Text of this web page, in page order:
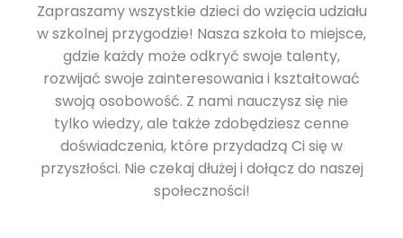
Zapraszamy wszystkie dzieci do wzięcia udziału
w szkolnej przygodzie! Nasza szkoła to miejsce,
gdzie każdy może odkryć swoje talenty,
rozwijać swoje zainteresowania i kształtować
swoją osobowość. Z nami nauczysz się nie
tylko wiedzy, ale także zdobędziesz cenne
doświadczenia, które przydadzą Ci się w
przyszłości. Nie czekaj dłużej i dołącz do naszej
społeczności!